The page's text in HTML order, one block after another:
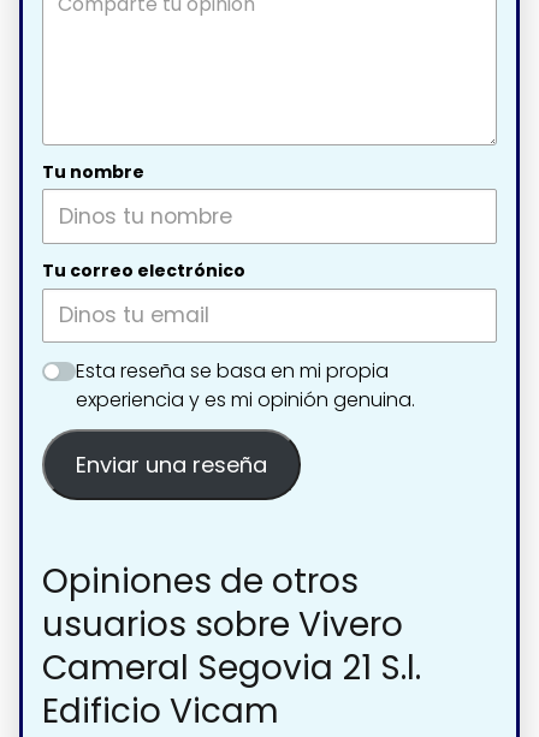
Tu nombre
Tu correo electrónico
Esta reseña se basa en mi propia
experiencia y es mi opinión genuina.
Enviar una reseña
Opiniones de otros
usuarios sobre Vivero
Cameral Segovia 21 S.l.
Edificio Vicam